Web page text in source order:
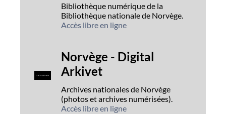
Bibliothèque numérique de la
Bibliothèque nationale de Norvège.
Accès libre en ligne
Norvège - Digital
Arkivet
Archives nationales de Norvège
(photos et archives numérisées).
Accès libre en ligne